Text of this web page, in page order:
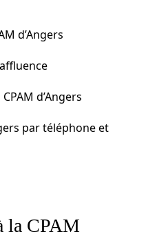
d’Angers
d’Angers
par téléphone et
la CPAM